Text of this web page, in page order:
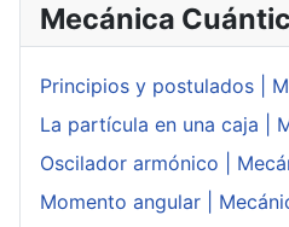
Mecánica
Principios y postulados |
La partícula en una caja |
Oscilador armónico |
Momento angular |